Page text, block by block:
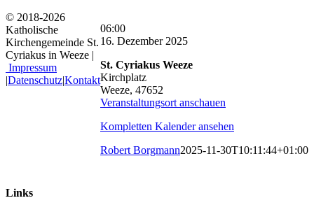
St.
Cyriakus:
06:00
16. Dezember 2025
St. Cyriakus Weeze
Kirchplatz
Weeze, 47652
Veranstaltungsort anschauen
Kompletten Kalender ansehen
Robert Borgmann2025-11-30T10:11:44+01:00
Links
© 2018-2026
Katholische
Kirchengemeinde St.
Cyriakus in Weeze |
Impressum
|Datenschutz|Kontakt